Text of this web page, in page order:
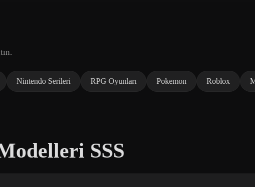
Nintendo Serileri RPG Oyunları Pokemon Roblox
SSS